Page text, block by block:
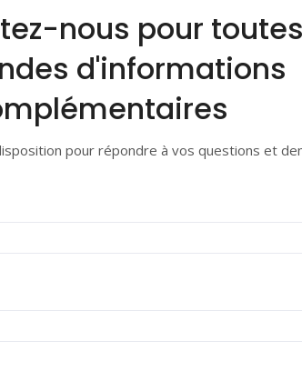
nous pour toutes
d'informations
pour répondre à vos questions et